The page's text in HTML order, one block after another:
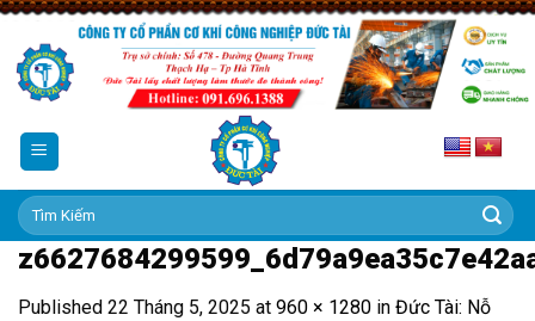
Skip
content
Tìm
kiếm:
Published 22 Tháng 5, 2025 at 960 × 1280 in Đức Tài: Nỗ